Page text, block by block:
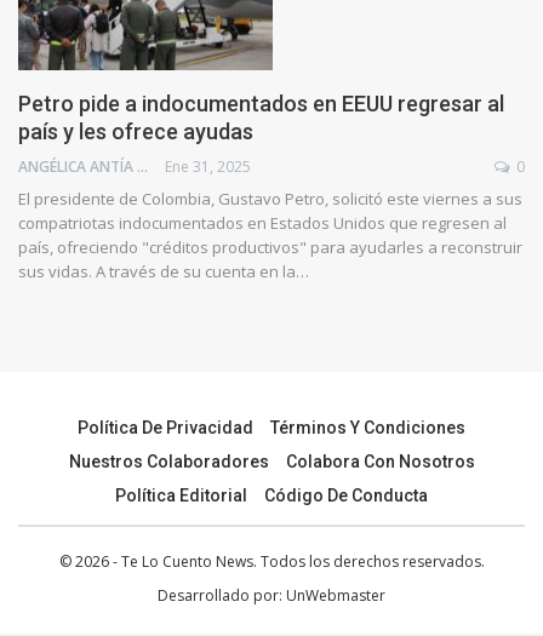
Petro pide a indocumentados en EEUU regresar al
país y les ofrece ayudas
ANGÉLICA ANTÍA AZUAJE Ene 31, 2025 0
El presidente de Colombia, Gustavo Petro, solicitó este viernes a sus
compatriotas indocumentados en Estados Unidos que regresen al
país, ofreciendo "créditos productivos" para ayudarles a reconstruir
sus vidas. A través de su cuenta en la…
Política De Privacidad
Términos Y Condiciones
Nuestros Colaboradores
Colabora Con Nosotros
Política Editorial
Código De Conducta
© 2026 - Te Lo Cuento News. Todos los derechos reservados.
Desarrollado por: UnWebmaster